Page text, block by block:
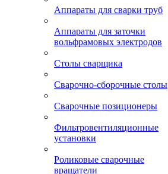
Аппараты для сварки труб
Аппараты для заточки
вольфрамовых электродов
Столы сварщика
Сварочно-сборочные столы
Сварочные позиционеры
Фильтровентиляционные
установки
Роликовые сварочные
вращатели